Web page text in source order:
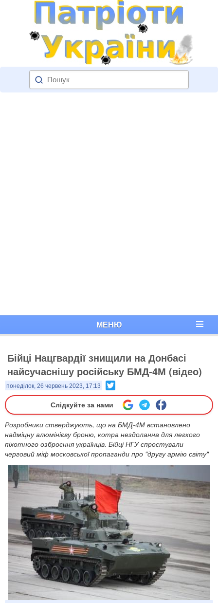
МЕНЮ
Бійці Нацгвардії знищили на Донбасі
найсучаснішу російську БМД-4М (відео)
понеділок, 26 червень 2023, 17:13
Слідкуйте за нами
Розробники стверджують, що на БМД-4М встановлено
надміцну алюмінієву броню, котра нездоланна для легкого
піхотного озброєння українців. Бійці НГУ спростували
черговий міф московської пропаганди про "другу армію світу"